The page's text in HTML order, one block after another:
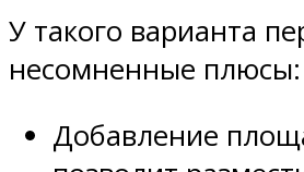
У такого варианта
несомненные плюсы:
Добавление